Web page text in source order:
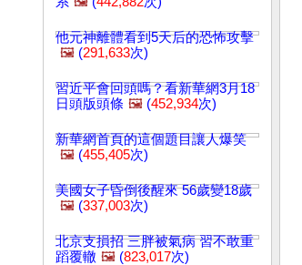
他元神離體看到5天后的恐怖攻擊
🖼️ (291,633次)
習近平會回頭嗎？看新華網3月18
日頭版頭條 🖼️ (452,934次)
新華網首頁的這個題目讓人爆笑
🖼️ (455,405次)
美國女子昏倒後醒來 56歲變18歲
🖼️ (337,003次)
北京支損招 三胖被氣病 習不敢重
蹈覆轍 🖼️ (823,017次)